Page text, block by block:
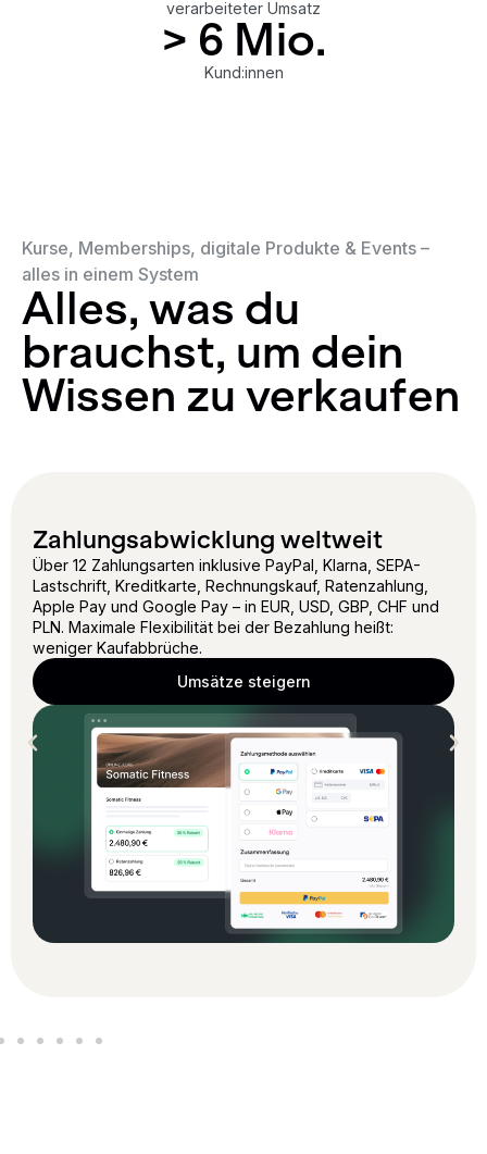
verarbeiteter Umsatz
Kund:innen
> 6 Mio.
Kurse, Memberships, digitale Produkte & Events –
alles in einem System
Alles, was du
brauchst, um dein
Wissen zu verkaufen
Zahlungsabwicklung weltweit
Über 12 Zahlungsarten inklusive PayPal, Klarna, SEPA-
Lastschrift, Kreditkarte, Rechnungskauf, Ratenzahlung,
Apple Pay und Google Pay – in EUR, USD, GBP, CHF und
PLN. Maximale Flexibilität bei der Bezahlung heißt:
weniger Kaufabbrüche.
Umsätze steigern